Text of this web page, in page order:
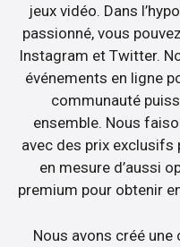
jeux vidéo. Dans
passionné, vous
Instagram et Twitter.
événements en ligne
communauté
ensemble. Nous
avec des prix exclusifs
en mesure d’aussi
premium pour obtenir
Nous avons créé